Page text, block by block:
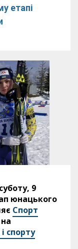
етапі
9
юнацького
Спорт
спорту